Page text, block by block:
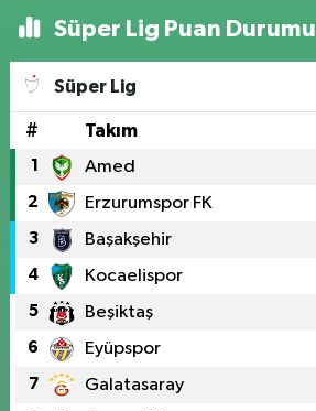
Süper Lig Puan Durumu
Süper Lig
# Takım
1 Amed
2 Erzurumspor FK
3 Başakşehir
4 Kocaelispor
5 Beşiktaş
6 Eyüpspor
7 Galatasaray